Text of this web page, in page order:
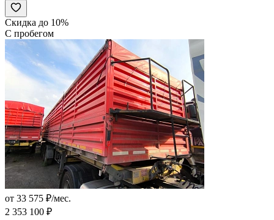
Скидка до 10%
С пробегом
от 33 575 ₽/мес.
2 353 100 ₽